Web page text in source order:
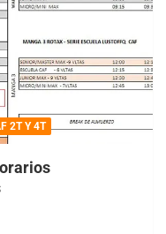
2T Y 4T